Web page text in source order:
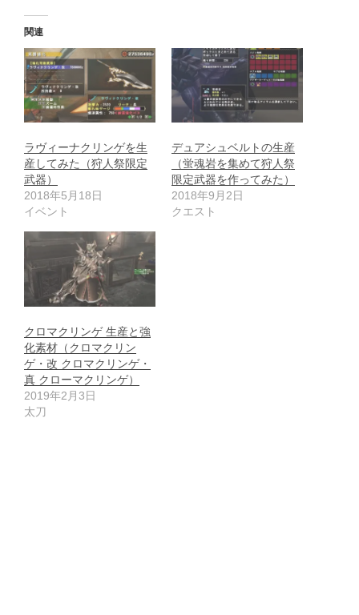
関連
ラヴィーナクリンゲを生
産してみた（狩人祭限定
武器）
2018年5月18日
イベント
デュアシュベルトの生産
（蛍魂岩を集めて狩人祭
限定武器を作ってみた）
2018年9月2日
クエスト
クロマクリンゲ 生産と強
化素材（クロマクリン
ゲ・改 クロマクリンゲ・
真 クローマクリンゲ）
2019年2月3日
太刀